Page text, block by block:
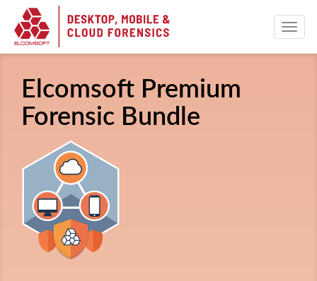
Elcomsoft Premium
Forensic Bundle